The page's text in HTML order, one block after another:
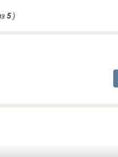
5)